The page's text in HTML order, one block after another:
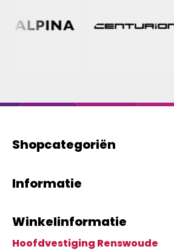
Shopcategoriën
Informatie
Winkelinformatie
Hoofdvestiging Renswoude